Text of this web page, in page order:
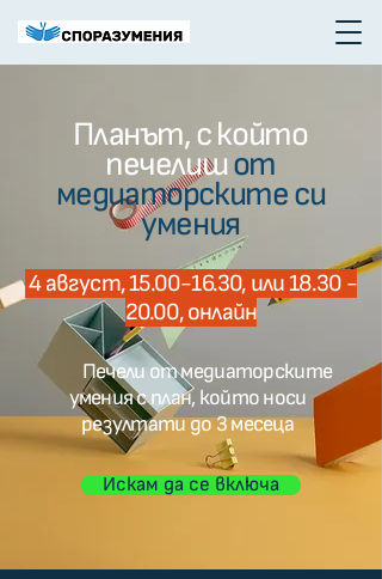
Планът, с който
печелишот
медиаторските си
умения
4 август,15.00-16.30, или18.30 -
20.00, онлайн
Печели от медиаторските
умения с план, който носи
резултати до 3 месеца
Искам да се включа